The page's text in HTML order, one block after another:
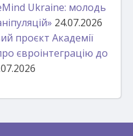
Ukraine: молодь
24.07.2026
проєкт Академії
євроінтеграцію до